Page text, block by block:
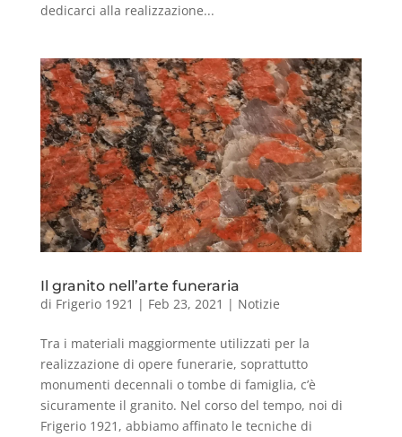
dedicarci alla realizzazione...
Il granito nell’arte funeraria
di Frigerio 1921 | Feb 23, 2021 | Notizie
Tra i materiali maggiormente utilizzati per la
realizzazione di opere funerarie, soprattutto
monumenti decennali o tombe di famiglia, c’è
sicuramente il granito. Nel corso del tempo, noi di
Frigerio 1921, abbiamo affinato le tecniche di